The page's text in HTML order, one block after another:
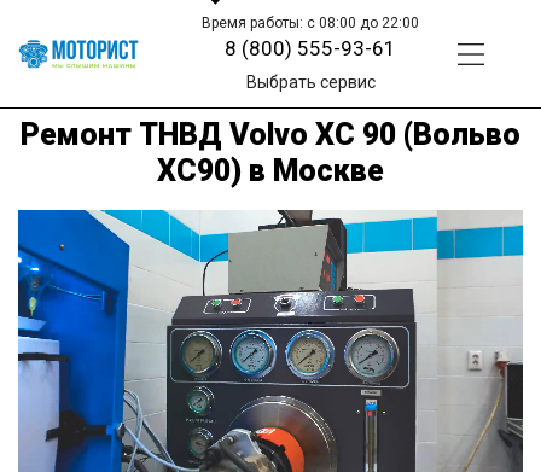
Время работы: с 08:00 до 22:00
8 (800) 555-93-61
Выбрать сервис
Ремонт ТНВД Volvo XC 90 (Вольво
ХС90) в Москве